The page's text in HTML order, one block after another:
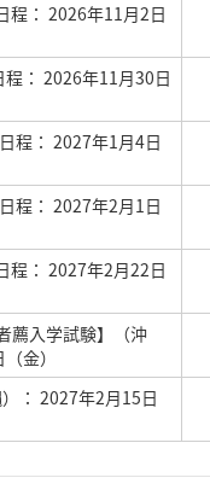
程： 2026年11月2日
： 2026年11月30日
程： 2027年1月4日
程： 2027年2月1日
程： 2027年2月22日
薦入学試験】（沖
金）
： 2027年2月15日